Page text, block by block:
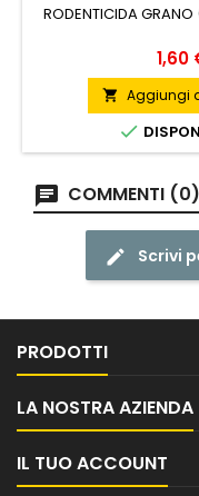
RODENTICIDA
1,60
 Aggiungi

COMMENTI (0)
Scrivi
PRODOTTI
LA NOSTRA AZIENDA
IL TUO ACCOUNT